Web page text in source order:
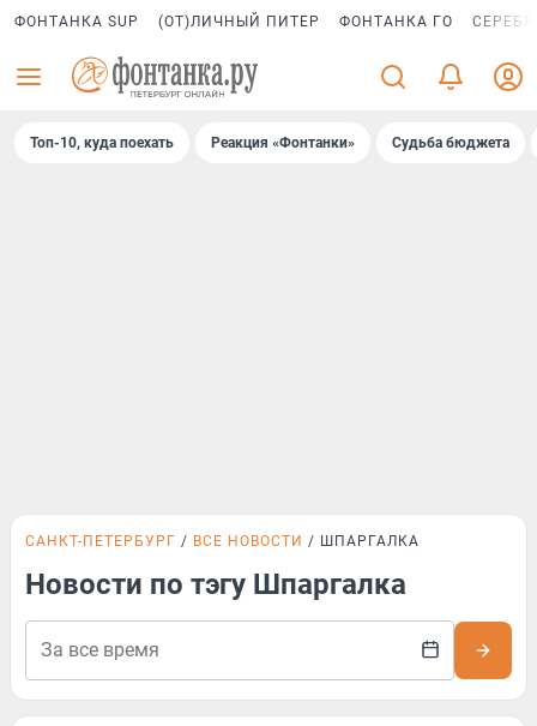
ФОНТАНКА SUP (ОТ)ЛИЧНЫЙ ПИТЕР ФОНТАНКА ГО
Топ-10, куда поехать Реакция «Фонтанки» Судьба бюджета
САНКТ-ПЕТЕРБУРГ ВСЕ НОВОСТИ ШПАРГАЛКА
Новости по тэгу Шпаргалка